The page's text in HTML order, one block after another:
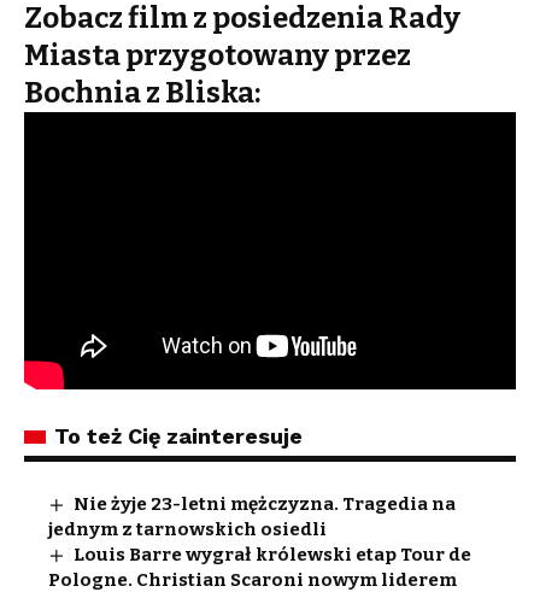
Zobacz film z posiedzenia Rady
Miasta przygotowany przez
Bochnia z Bliska:
To też Cię zainteresuje
Nie żyje 23-letni mężczyzna. Tragedia na
jednym z tarnowskich osiedli
Louis Barre wygrał królewski etap Tour de
Pologne. Christian Scaroni nowym liderem